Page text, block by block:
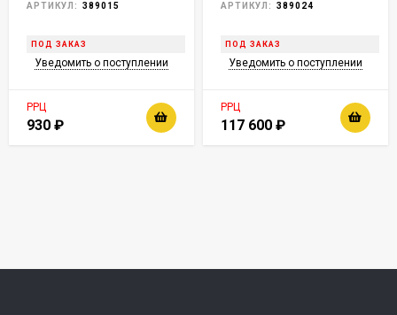
АРТИКУЛ: 389015
ПОД ЗАКАЗ
Уведомить о поступлении
РРЦ
930 ₽
АРТИКУЛ: 389024
ПОД ЗАКАЗ
Уведомить о поступлении
РРЦ
117 600 ₽